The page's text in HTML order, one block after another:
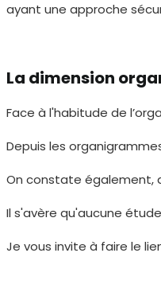
ayant une approche
La dimension
Face à l'habitude de
Depuis les
On constate également,
Il s'avère qu'aucune
Je vous invite à faire le